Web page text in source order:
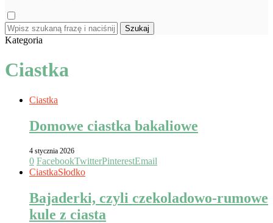
Szukaj
Kategoria
Ciastka
Ciastka
Domowe ciastka bakaliowe
4 stycznia 2026
0 FacebookTwitterPinterestEmail
CiastkaSłodko
Bajaderki, czyli czekoladowo-rumowe
kule z ciasta